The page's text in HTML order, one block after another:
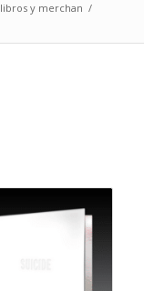
y merchan /